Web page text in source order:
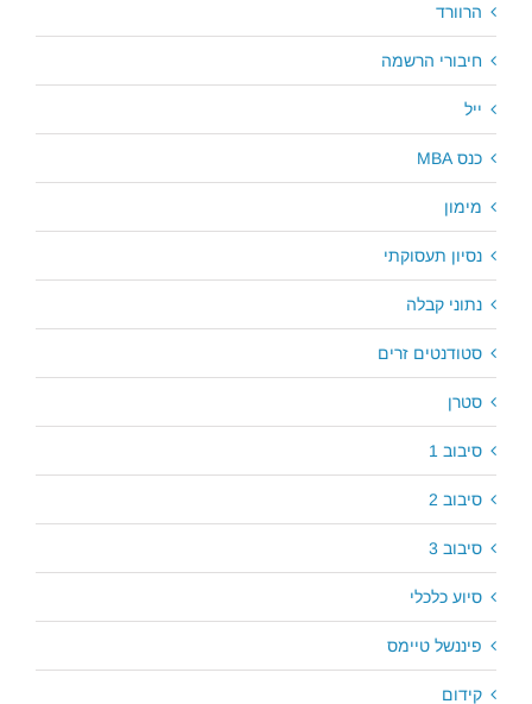
הרוורד
חיבורי הרשמה
ייל
כנס MBA
מימון
נסיון תעסוקתי
נתוני קבלה
סטודנטים זרים
סטרן
סיבוב 1
סיבוב 2
סיבוב 3
סיוע כלכלי
פיננשל טיימס
קידום